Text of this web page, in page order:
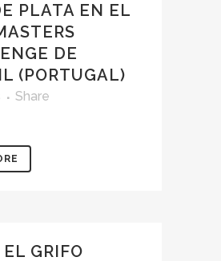
PLATA EN EL
DE
(PORTUGAL)
Share
EL GRIFO